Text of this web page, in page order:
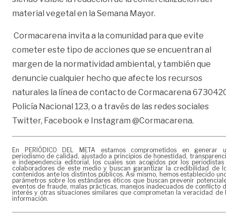
material vegetal en la Semana Mayor.
Cormacarena invita a la comunidad para que evite
cometer este tipo de acciones que se encuentran al
margen de la normatividad ambiental, y también que
denuncie cualquier hecho que afecte los recursos
naturales la línea de contacto de Cormacarena
Policía Nacional 123, o a través de las redes sociales
Twitter, Facebook e Instagram @Cormacarena.
En PERIÓDICO DEL META estamos comprometidos en generar
periodismo de calidad, ajustado a principios de honestidad,
e independencia editorial, los cuales son acogidos por los periodistas
colaboradores de este medio y buscan garantizar la credibilidad de
contenidos ante los distintos públicos. Así mismo, hemos establecido
parámetros sobre los estándares éticos que buscan prevenir
eventos de fraude, malas prácticas, manejos inadecuados de conflicto
interés y otras situaciones similares que comprometan la veracidad de
información.